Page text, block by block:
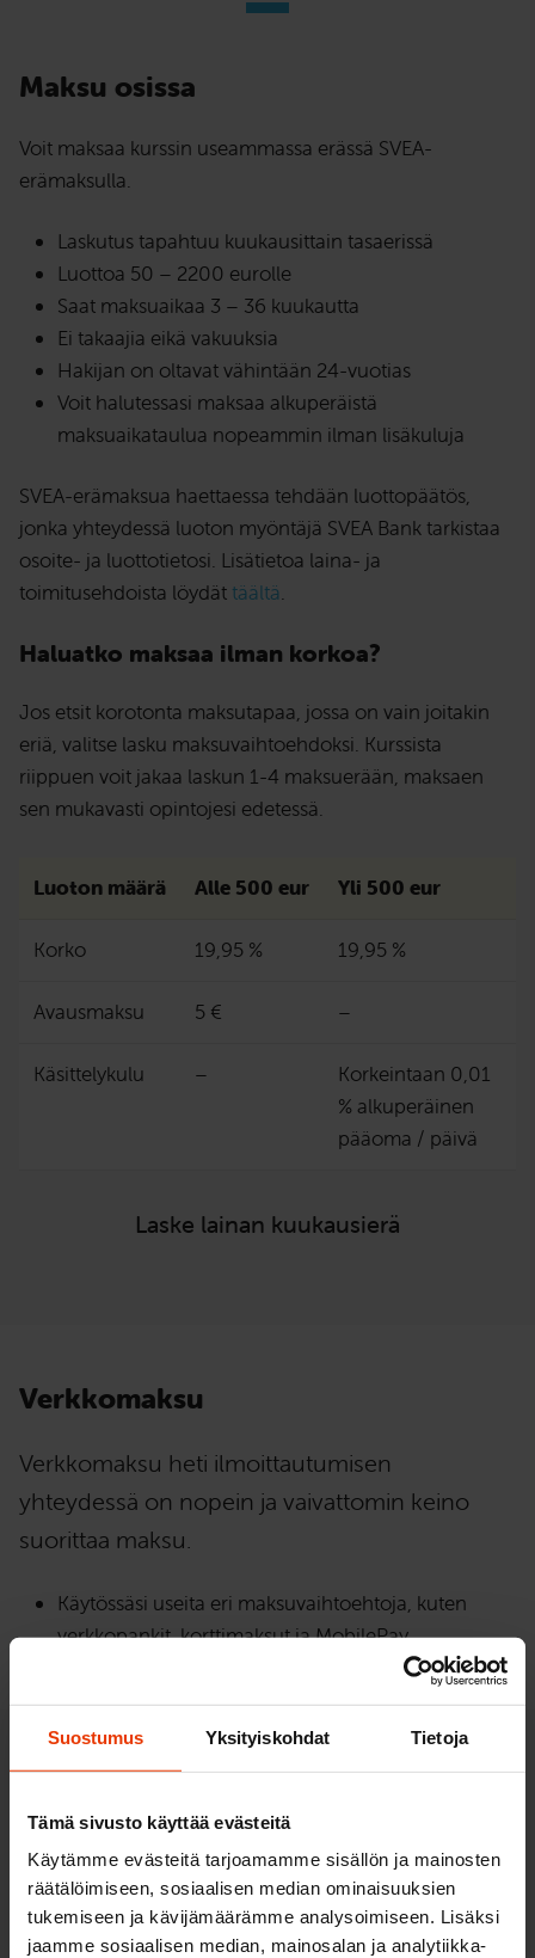
Suostumus Yksityiskohdat Tietoja
Tämä sivusto käyttää evästeitä
Käytämme evästeitä tarjoamamme sisällön ja mainosten
räätälöimiseen, sosiaalisen median ominaisuuksien
tukemiseen ja kävijämäärämme analysoimiseen. Lisäksi
jaamme sosiaalisen median, mainosalan ja analytiikka-
Maksu osissa
Voit maksaa kurssin useammassa erässä SVEA-
erämaksulla.
Laskutus tapahtuu kuukausittain tasaerissä
Luottoa 50 – 2200 eurolle
Saat maksuaikaa 3 – 36 kuukautta
Ei takaajia eikä vakuuksia
Hakijan on oltavat vähintään 24-vuotias
Voit halutessasi maksaa alkuperäistä
maksuaikataulua nopeammin ilman lisäkuluja
SVEA-erämaksua haettaessa tehdään luottopäätös,
jonka yhteydessä luoton myöntäjä SVEA Bank tarkistaa
osoite- ja luottotietosi. Lisätietoa laina- ja
toimitusehdoista löydät täältä.
Haluatko maksaa ilman korkoa?
Jos etsit korotonta maksutapaa, jossa on vain joitakin
eriä, valitse lasku maksuvaihtoehdoksi. Kurssista
riippuen voit jakaa laskun 1-4 maksuerään, maksaen
sen mukavasti opintojesi edetessä.
Luoton määrä Alle 500 eur Yli 500 eur
Korko 19,95 % 19,95 %
Avausmaksu 5 € –
Käsittelykulu –
Korkeintaan 0,01
% alkuperäinen
pääoma / päivä
Laske lainan kuukausierä
Verkkomaksu
Verkkomaksu heti ilmoittautumisen
yhteydessä on nopein ja vaivattomin keino
suorittaa maksu.
Käytössäsi useita eri maksuvaihtoehtoja, kuten
verkkopankit, korttimaksut ja MobilePay.
Lasku 1-4 erässä (sisältää
laskutuslisän)
Voit maksaa autokoulun myös laskulla. Kurssin
kokonaishinta voidaan jakaa 1-4 erään ja saat